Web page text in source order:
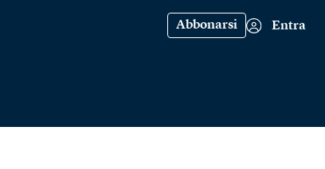
Abbonarsi Entra